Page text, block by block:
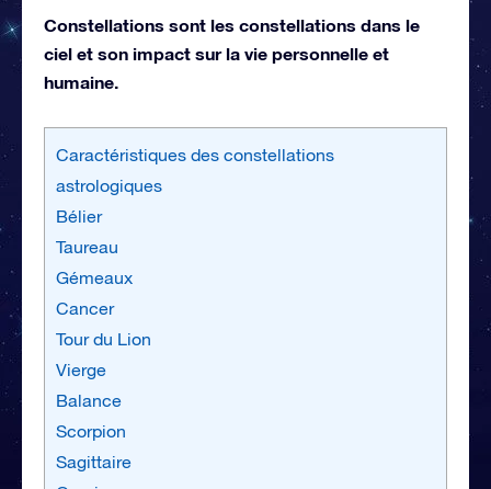
Constellations sont les constellations dans le
ciel et son impact sur la vie personnelle et
humaine.
Caractéristiques des constellations
astrologiques
Bélier
Taureau
Gémeaux
Cancer
Tour du Lion
Vierge
Balance
Scorpion
Sagittaire